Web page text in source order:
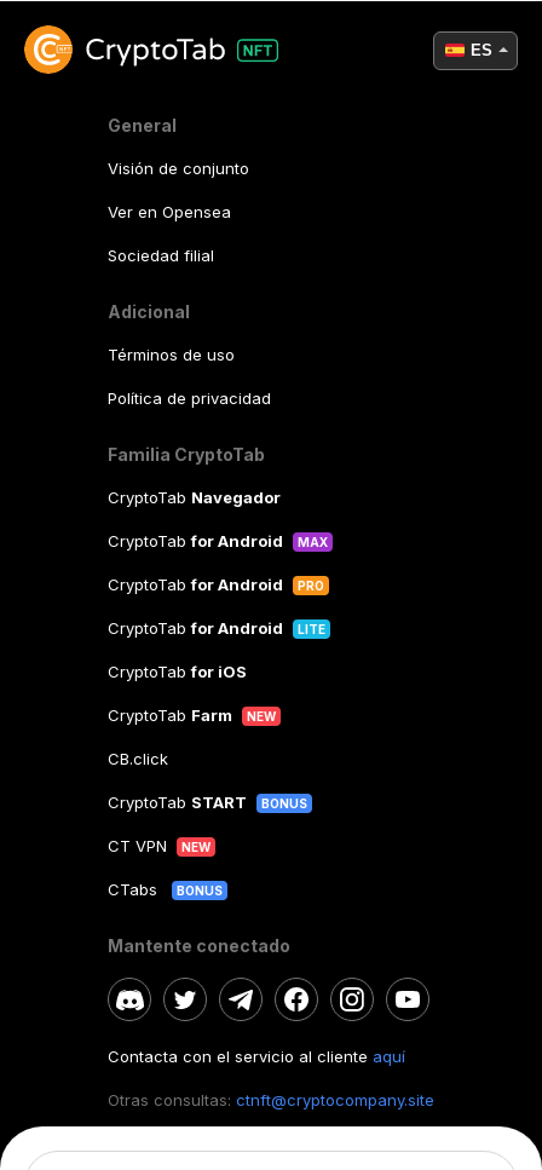
General
Visión de conjunto
Ver en Opensea
Sociedad filial
Adicional
Términos de uso
Política de privacidad
Familia CryptoTab
CryptoTab Navegador
CryptoTabfor Android MAX
CryptoTabfor Android PRO
CryptoTabfor Android LITE
CryptoTabfor iOS
CryptoTab Farm NEW
CB.click
CryptoTab START BONUS
CT VPN NEW
CTabs BONUS
Mantente conectado
Contacta con el servicio al cliente aquí
Otras consultas: ctnft@cryptocompany.site
ES